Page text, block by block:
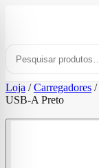
Loja / Carregadores /
USB-A Preto